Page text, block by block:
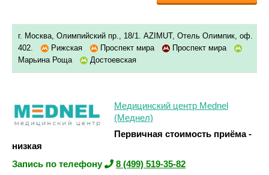
г. Москва, Олимпийский пр., 18/1. AZIMUT, Отель Олимпик, оф.
402.
Рижская Проспект мира
Проспект мира
Марьина Роща
Достоевская
Медицинский центр Mednel
(Меднел)
Первичная стоимость приёма -
низкая
Запись по телефону
8 (499) 519-35-82